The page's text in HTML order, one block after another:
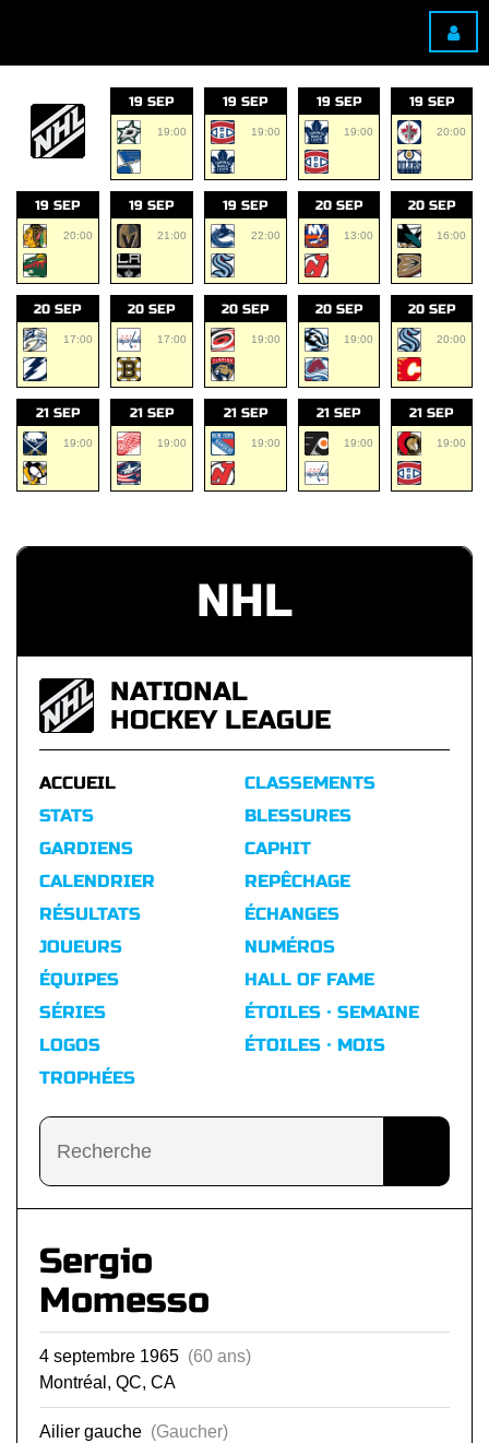
19 SEP
19:00
19 SEP
19:00
19 SEP
19:00
19 SEP
20:00
19 SEP
20:00
19 SEP
21:00
19 SEP
22:00
20 SEP
13:00
20 SEP
16:00
20 SEP
17:00
20 SEP
17:00
20 SEP
19:00
20 SEP
19:00
20 SEP
20:00
21 SEP
19:00
21 SEP
19:00
21 SEP
19:00
21 SEP
19:00
21 SEP
19:00
NHL
NATIONAL
HOCKEY LEAGUE
ACCUEIL
STATS
GARDIENS
CALENDRIER
RÉSULTATS
CLASSEMENTS
BLESSURES
CAPHIT
REPÊCHAGE
ÉCHANGES
JOUEURS
ÉQUIPES
SÉRIES
LOGOS
TROPHÉES
NUMÉROS
HALL OF FAME
ÉTOILES · SEMAINE
ÉTOILES · MOIS
Sergio
Momesso
4 septembre 1965 (60 ans)
Montréal, QC, CA
Ailier gauche (Gaucher)